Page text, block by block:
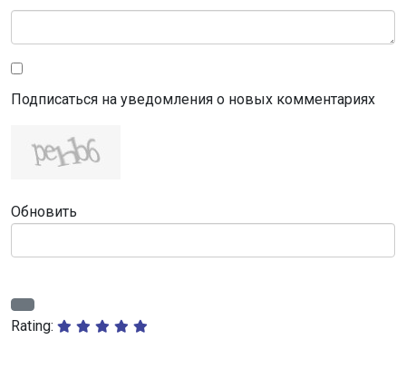
Подписаться на уведомления о новых комментариях
Обновить
Rating: